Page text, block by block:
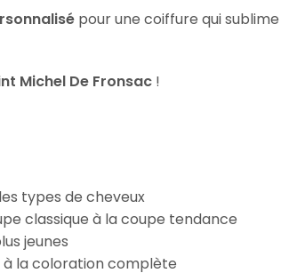
pour une coiffure qui
Michel De Fronsac !
types de cheveux
classique à la coupe tendance
jeunes
à la coloration complète